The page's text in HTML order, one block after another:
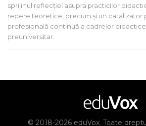
sprijinul reflecției asupra practicilor
repere teoretice, precum și un catalizator
profesională continuă a cadrelor
preuniversitar.
© 2018-2026 eduVox. Toate